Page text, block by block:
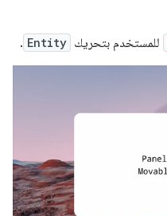
للمستخدم بتحريك Entity
.